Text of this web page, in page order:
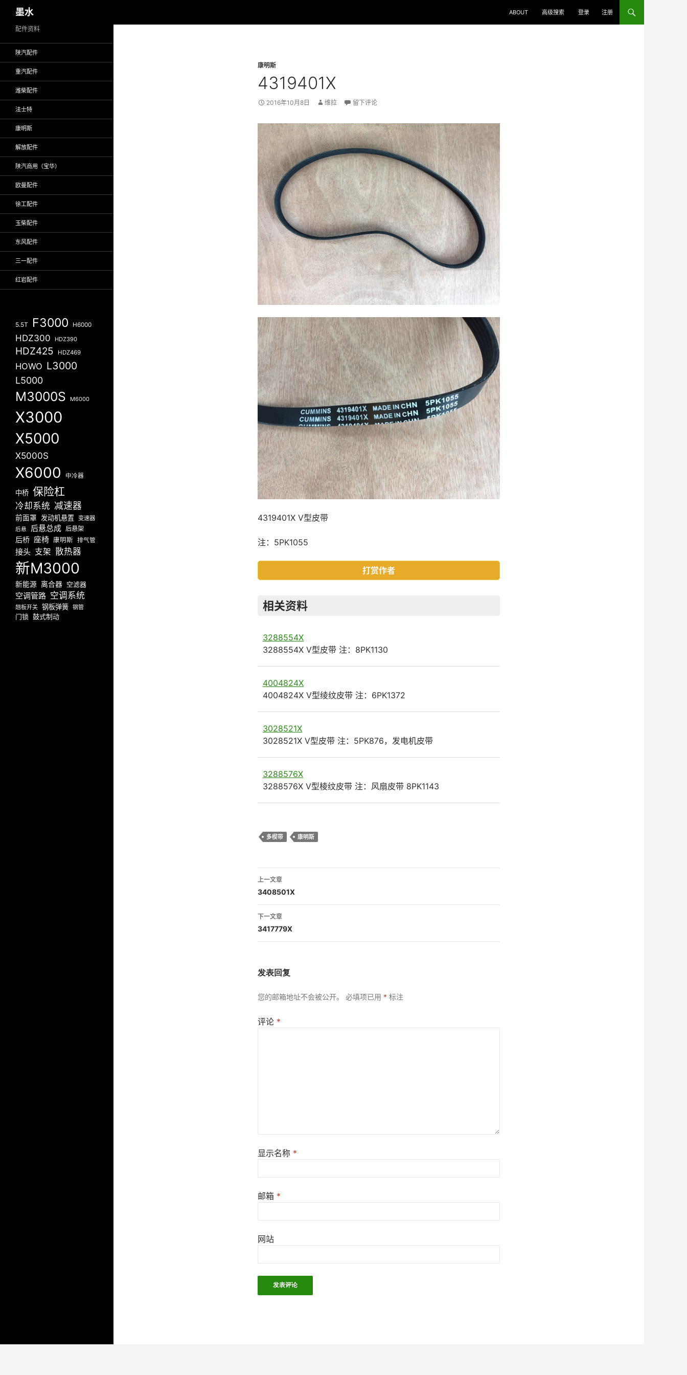
至
墨水 ABOUT 高级搜索 登录 注册
康明斯
4319401X
2016年10月8日 维拉 留下评论
4319401X V型皮带
注：5PK1055
打赏作者
相关资料
3288554X
3288554X V型皮带 注：8PK1130
4004824X
4004824X V型绫纹皮带 注：6PK1372
3028521X
3028521X V型皮带 注：5PK876，发电机皮带
3288576X
3288576X V型棱纹皮带 注：风扇皮带 8PK1143
多楔带 康明斯
文
章
导
航
上一文章
3408501X
下一文章
3417779X
发表回复
您的邮箱地址不会被公开。 必填项已用 * 标注
评论 *
显示名称 *
邮箱 *
网站
配件资料
陕汽配件
重汽配件
潍柴配件
法士特
康明斯
解放配件
陕汽商用（宝华）
欧曼配件
徐工配件
玉柴配件
东风配件
三一配件
红岩配件
5.5T F3000 H6000
HDZ300 HDZ390
HDZ425 HDZ469
HOWO L3000
L5000
M3000S M6000
X3000
X5000
X5000S
X6000 中冷器
中桥 保险杠
冷却系统 减速器
前面罩 发动机悬置 变速器
后悬 后悬总成 后悬架
后桥 座椅 康明斯 排气管
接头 支架 散热器
新M3000
新能源 离合器 空滤器
空调管路 空调系统
翘板开关 钢板弹簧 钢管
门锁 鼓式制动